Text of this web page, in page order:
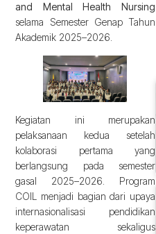
and Mental Health Nursing
selama Semester Genap Tahun
Akademik 2025–2026.
Kegiatan ini merupakan
pelaksanaan kedua setelah
kolaborasi pertama yang
berlangsung pada semester
gasal 2025–2026. Program
COIL menjadi bagian dari upaya
internasionalisasi pendidikan
keperawatan sekaligus